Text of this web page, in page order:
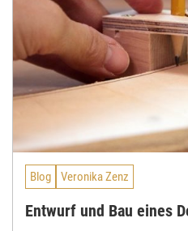
Blog Veronika Zenz
Entwurf und Bau eines